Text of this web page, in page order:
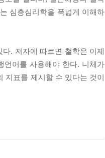
심층심리학을 폭넓게 이해하
. 저자에 따르면 철학은 이제
언어를 사용해야 한다. 니체가
지표를 제시할 수 있다는 것이